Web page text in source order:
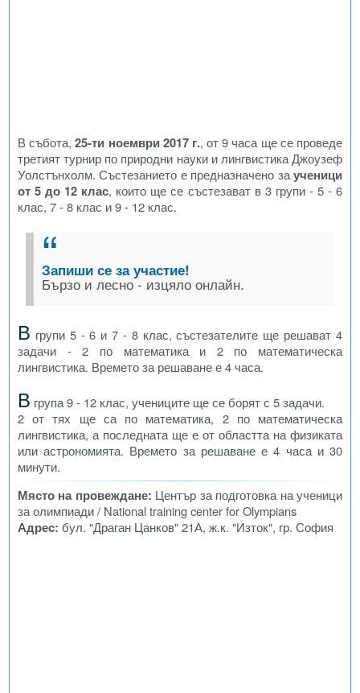
В събота,25-ти ноември 2017 г., от 9 часа ще се проведе
третият турнир по природни науки и лингвистика Джоузеф
Уолстънхолм. Състезанието е предназначено заученици
от 5 до 12 клас, които ще се състезават в 3 групи - 5 - 6
клас, 7 - 8 клас и 9 - 12 клас.
Запиши се за участие!
Бързо и лесно - изцяло онлайн.
В групи 5 - 6 и 7 - 8 клас, състезателите ще решават 4
задачи - 2 по математика и 2 по математическа
лингвистика. Времето за решаване е 4 часа.
В група 9 - 12 клас, учениците ще се борят с 5 задачи.
2 от тях ще са по математика, 2 по математическа
лингвистика, а последната ще е от областта на физиката
или астрономията. Времето за решаване е 4 часа и 30
минути.
Място на провеждане: Център за подготовка на ученици
за олимпиади / National training center for Olympians
Адрес: бул. "Драган Цанков" 21А, ж.к. "Изток", гр. София